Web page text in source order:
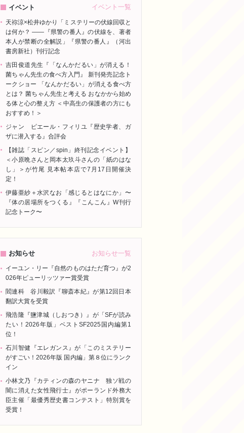
イベント イベント一覧
天祢涼×松井ゆかり「ミステリーの伏線回収と
は何か？ ――『県警の番人』の伏線を、著者
本人が禁断の全解説」『県警の番人』（河出
書房新社）刊行記念
吉田俊道先生『「なんかだるい」が消える！
菌ちゃん先生の食べ方入門』 新刊発売記念ト
ークショー 「なんかだるい」が消える食べ方
とは？ 菌ちゃん先生と考える おなかから始め
る体と心の整え方 ＜中高生の保護者の方にも
おすすめ！＞
ジャン゠ピエール・フィリユ『歴史学者、ガ
ザに潜入する』合評会
【雑誌「スピン／spin」終刊記念イベント】
＜小原晩さんと岡本太玖斗さんの「紙のはな
し」＞が竹尾 見本帖本店で7月17日開催決
定！
伊藤亜紗＋水沢なお「感じるとはなにか」〜
『体の居場所をつくる』『こんこん』W刊行
記念トーク〜
お知らせ お知らせ一覧
イーユン・リー『自然のものはただ育つ』が2
026年ピューリッツァー賞受賞
閻連科 谷川毅訳『聊斎本紀』が第12回日本
翻訳大賞を受賞
飛浩隆『鹽津城（しおつき）』が「SFが読み
たい！2026年版」ベストSF2025国内編第1
位！
石川智健『エレガンス』が「このミステリー
がすごい！2026年版 国内編」第８位にランク
イン
小林文乃『カティンの森のヤニナ 独ソ戦の
闇に消えた女性飛行士』がポーランド外務大
臣主催「最優秀歴史書コンテスト」特別賞を
受賞！